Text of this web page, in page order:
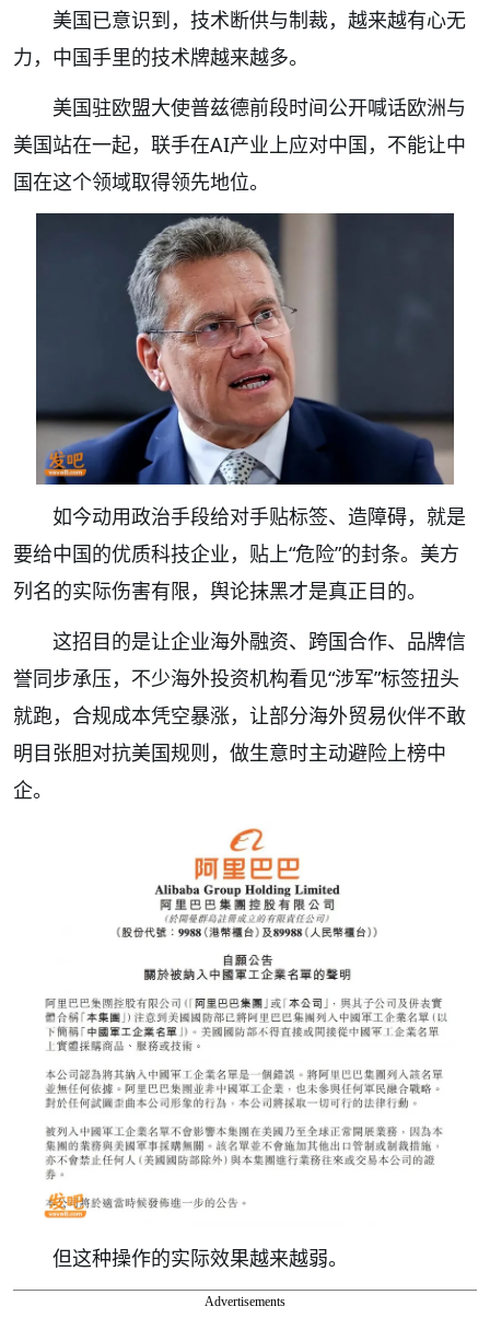
美国已意识到，技术断供与制裁，越来越有心无
力，中国手里的技术牌越来越多。
美国驻欧盟大使普兹德前段时间公开喊话欧洲与
美国站在一起，联手在AI产业上应对中国，不能让中
国在这个领域取得领先地位。
如今动用政治手段给对手贴标签、造障碍，就是
要给中国的优质科技企业，贴上“危险”的封条。美方
列名的实际伤害有限，舆论抹黑才是真正目的。
这招目的是让企业海外融资、跨国合作、品牌信
誉同步承压，不少海外投资机构看见“涉军”标签扭头
就跑，合规成本凭空暴涨，让部分海外贸易伙伴不敢
明目张胆对抗美国规则，做生意时主动避险上榜中
企。
但这种操作的实际效果越来越弱。
Advertisements